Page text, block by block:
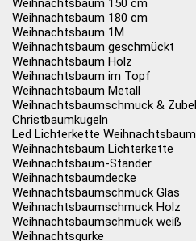
Weihnachtsbaum 150 cm
Weihnachtsbaum 180 cm
Weihnachtsbaum 1M
Weihnachtsbaum geschmückt
Weihnachtsbaum Holz
Weihnachtsbaum im Topf
Weihnachtsbaum Metall
Weihnachtsbaumschmuck &
Christbaumkugeln
Led Lichterkette Weihnachtsbaum
Weihnachtsbaum Lichterkette
Weihnachtsbaum-Ständer
Weihnachtsbaumdecke
Weihnachtsbaumschmuck Glas
Weihnachtsbaumschmuck Holz
Weihnachtsbaumschmuck weiß
Weihnachtsgurke